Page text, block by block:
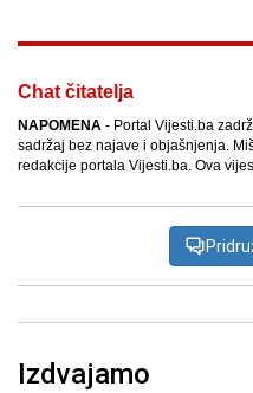
Chat čitatelja
NAPOMENA - Portal Vijesti.ba
sadržaj bez najave i objašnjenja.
redakcije portala Vijesti.ba. Ova
Izdvajamo